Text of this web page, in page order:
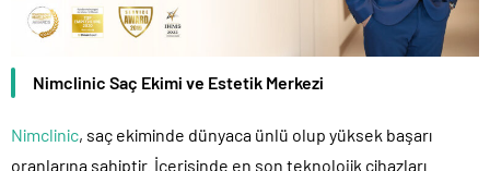
Nimclinic Saç Ekimi ve Estetik Merkezi
Nimclinic, saç ekiminde dünyaca ünlü olup yüksek başarı
oranlarına sahiptir. İçerisinde en son teknolojik cihazları